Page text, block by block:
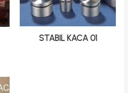
STABIL KACA 01